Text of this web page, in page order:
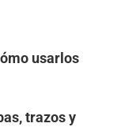
usarlos
trazos y